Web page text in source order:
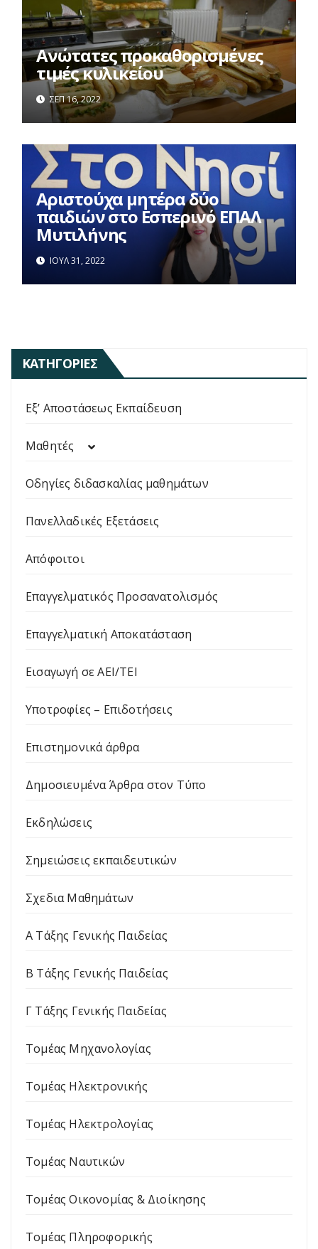
Ανώτατες προκαθορισμένες
τιμές κυλικείου
ΣΕΠ 16, 2022
Αριστούχα μητέρα δύο
παιδιών στο Εσπερινό ΕΠΑΛ
Μυτιλήνης
ΙΟΎΛ 31, 2022
ΚΑΤΗΓΟΡΊΕΣ
Εξ’ Αποστάσεως Εκπαίδευση
Μαθητές
Οδηγίες διδασκαλίας μαθημάτων
Πανελλαδικές Εξετάσεις
Απόφοιτοι
Επαγγελματικός Προσανατολισμός
Επαγγελματική Αποκατάσταση
Εισαγωγή σε ΑΕΙ/ΤΕΙ
Υποτροφίες – Επιδοτήσεις
Επιστημονικά άρθρα
Δημοσιευμένα Άρθρα στον Τύπο
Εκδηλώσεις
Σημειώσεις εκπαιδευτικών
Σχεδια Μαθημάτων
Α Τάξης Γενικής Παιδείας
Β Τάξης Γενικής Παιδείας
Γ Τάξης Γενικής Παιδείας
Τομέας Μηχανολογίας
Τομέας Ηλεκτρονικής
Τομέας Ηλεκτρολογίας
Τομέας Ναυτικών
Τομέας Οικονομίας & Διοίκησης
Τομέας Πληροφορικής